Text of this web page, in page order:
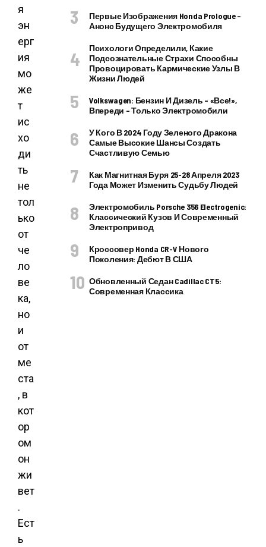
я
эн
ерг
ия
мо
же
т
ис
хо
ди
ть
не
тол
ько
от
че
ло
ве
ка,
но
и
от
ме
ста
, в
кот
ор
ом
он
жи
вет
.
Ест
ь
Первые Изображения Honda Prologue –
Анонс Будущего Электромобиля
Психологи Определили, Какие
Подсознательные Страхи Способны
Провоцировать Кармические Узлы В
Жизни Людей
Volkswagen: Бензин И Дизель – «все!»,
Впереди – Только Электромобили
У Кого В 2024 Году Зеленого Дракона
Самые Высокие Шансы Создать
Счастливую Семью
Как Магнитная Буря 25-28 Апреля 2023
Года Может Изменить Судьбу Людей
Электромобиль Porsche 356 Electrogenic:
Классический Кузов И Современный
Электропривод
Кроссовер Honda CR-V Нового
Поколения: Дебют В США
Обновленный Седан Cadillac CT5:
Современная Классика